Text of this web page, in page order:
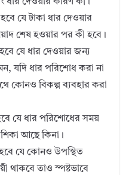
যে টাকা ধার দেওয়ার
শেষ হওয়ার পর কী হবে।
যে ধার দেওয়ার জন্য
যদি ধার পরিশোধ করা না
কোনও বিকল্প ব্যবহার করা
যে ধার পরিশোধের সময়
আছে কিনা।
হবে যে কোনও উপস্থিত
থাকবে তাও স্পষ্টভাবে